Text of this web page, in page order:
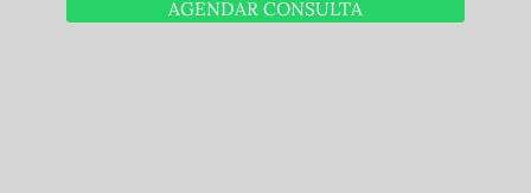
AGENDAR CONSULTA